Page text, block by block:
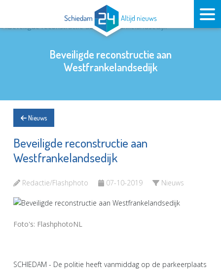
Beveiligde reconstructie aan
Westfrankelandsedijk
Nieuws
Beveiligde reconstructie aan
Westfrankelandsedijk
Redactie/Flashphoto 07-10-2019 Nieuws
Foto's: FlashphotoNL
SCHIEDAM - De politie heeft vanmiddag op de parkeerplaats